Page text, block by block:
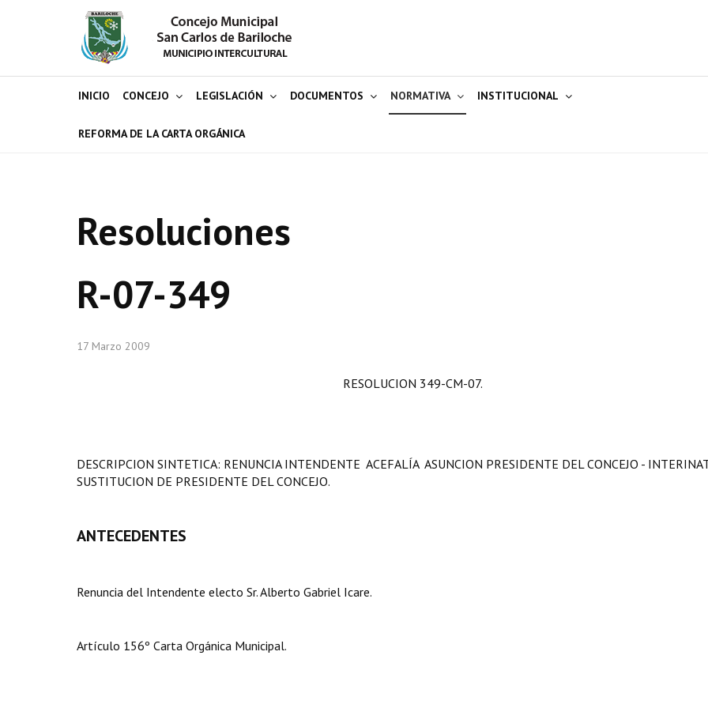
INICIO CONCEJO LEGISLACIÓN DOCUMENTOS NORMATIVA INSTITUCIONAL
REFORMA DE LA CARTA ORGÁNICA
Resoluciones
R-07-349
17 Marzo 2009
RESOLUCION 349-CM-07.
DESCRIPCION SINTETICA: RENUNCIA INTENDENTE  ACEFALÍA  ASUNCION PRESIDENTE DEL CONCEJO -
SUSTITUCION DE PRESIDENTE DEL CONCEJO.
ANTECEDENTES
Renuncia del Intendente electo Sr. Alberto Gabriel Icare.
Artículo 156º Carta Orgánica Municipal.